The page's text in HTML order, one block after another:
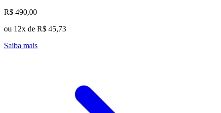
R$ 490,00
ou 12x de R$ 45,73
Saiba mais